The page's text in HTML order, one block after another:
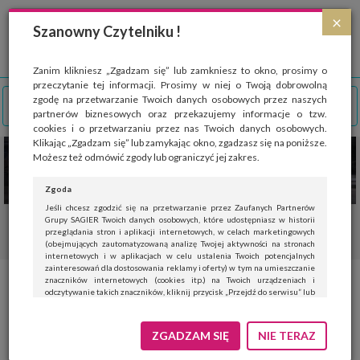
×
Szanowny Czytelniku !
Zanim klikniesz „Zgadzam się” lub zamkniesz to okno, prosimy o
przeczytanie tej informacji. Prosimy w niej o Twoją dobrowolną
zgodę na przetwarzanie Twoich danych osobowych przez naszych
partnerów biznesowych oraz przekazujemy informacje o tzw.
cookies i o przetwarzaniu przez nas Twoich danych osobowych.
Klikając „Zgadzam się” lub zamykając okno, zgadzasz się na poniższe.
Możesz też odmówić zgody lub ograniczyć jej zakres.
Zgoda
Jeśli chcesz zgodzić się na przetwarzanie przez Zaufanych Partnerów
Grupy SAGIER Twoich danych osobowych, które udostępniasz w historii
przeglądania stron i aplikacji internetowych, w celach marketingowych
(obejmujących zautomatyzowaną analizę Twojej aktywności na stronach
internetowych i w aplikacjach w celu ustalenia Twoich potencjalnych
zainteresowań dla dostosowania reklamy i oferty) w tym na umieszczanie
znaczników internetowych (cookies itp.) na Twoich urządzeniach i
odczytywanie takich znaczników, kliknij przycisk „Przejdź do serwisu” lub
Jeśli nie chcesz wyrazić zgody, kliknij „Nie teraz”.
Wyrażenie zgody jest dobrowolne. Możesz edytować zakres zgody, w tym
ZGADZAM SIĘ NIE TERAZ
Strona wykorzystuje pliki cookies, które służą głównie do celów statystycznych.
Wyrażając zgodę na używanie 'cookies', zezwalasz na zapisanie ich w pamięci
przeglądarki. Przejdź do
polityki cookies